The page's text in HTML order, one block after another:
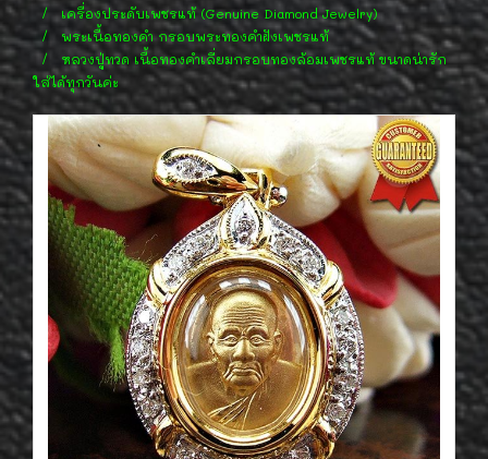
เครื่องประดับเพชรแท้ (Genuine Diamond Jewelry)
พระเนื้อทองคำ กรอบพระทองคำฝังเพชรแท้
หลวงปู่ทวด เนื้อทองคำเลี่ยมกรอบทองล้อมเพชรแท้ ขนาดน่ารัก
ใส่ได้ทุกวันค่ะ